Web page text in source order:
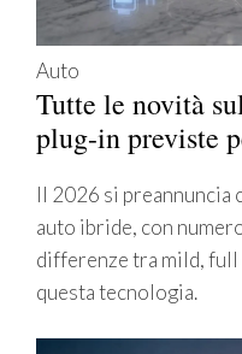
Auto
Tutte le novità
plug-in previste
Il 2026 si preannuncia
auto ibride, con
differenze tra mild, full
questa tecnologia.